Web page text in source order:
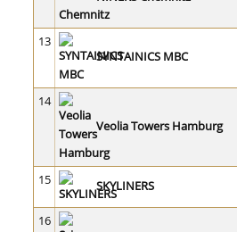
13
SYNTAINICS MBC
14
Veolia Towers Hamburg
15 SKYLINERS
16